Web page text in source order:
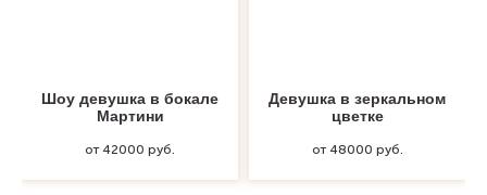
Шоу девушка в бокале
Мартини
от 42000 руб.
Девушка в зеркальном
цветке
от 48000 руб.